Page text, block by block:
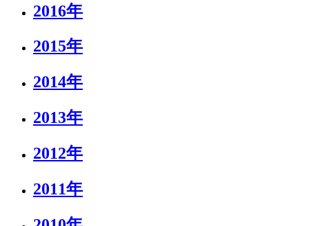
2016年
2015年
2014年
2013年
2012年
2011年